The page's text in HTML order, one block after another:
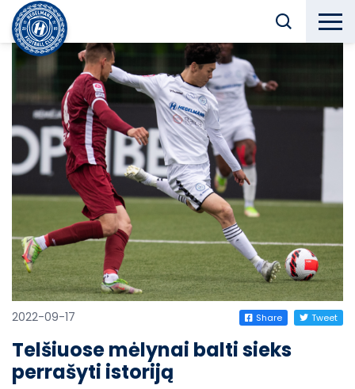
2022-09-17 Share Tweet
Telšiuose mėlynai balti sieks
perrašyti istoriją